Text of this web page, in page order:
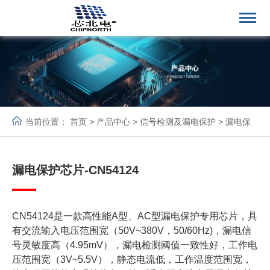
当前位置： 首页 > 产品中心 > 信号检测及漏电保护 > 漏电保
漏电保护芯片-CN54124
CN54124是一款高性能A型、AC型漏电保护专用芯片，具
有交流输入电压范围宽（50V~380V，50/60Hz)，漏电信
号灵敏度高（4.95mV），漏电检测阈值一致性好，工作电
压范围宽（3V~5.5V），静态电流低，工作温度范围宽，